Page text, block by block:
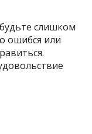
слишком
ошибся или